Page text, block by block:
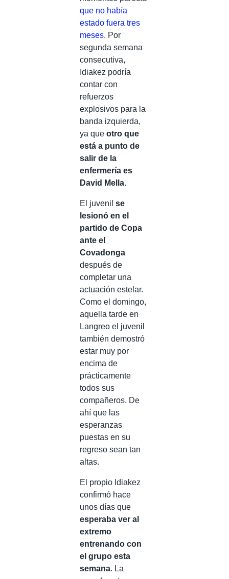
que no había
estado fuera tres
meses. Por
segunda semana
consecutiva,
Idiakez podría
contar con
refuerzos
explosivos para la
banda izquierda,
ya que otro que
está a punto de
salir de la
enfermería es
David Mella.
El juvenil se
lesionó en el
partido de Copa
ante el
Covadonga
después de
completar una
actuación estelar.
Como el domingo,
aquella tarde en
Langreo el juvenil
también demostró
estar muy por
encima de
prácticamente
todos sus
compañeros. De
ahí que las
esperanzas
puestas en su
regreso sean tan
altas.
El propio Idiakez
confirmó hace
unos días que
esperaba ver al
extremo
entrenando con
el grupo esta
semana. La